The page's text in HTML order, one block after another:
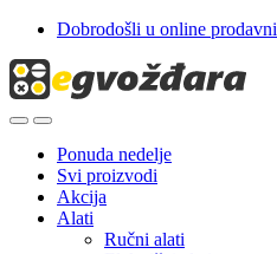
Skip
navigation
Skip
content
Dobrodošli u online
Ponuda nedelje
Svi proizvodi
Akcija
Alati
Ručni alati